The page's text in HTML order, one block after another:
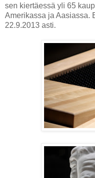
sen kiertäessä yli 65
Amerikassa ja Aasiassa.
22.9.2013 asti.